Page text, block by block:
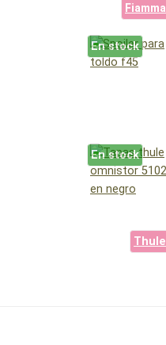
Fiamma
En stock
En stock
Thule